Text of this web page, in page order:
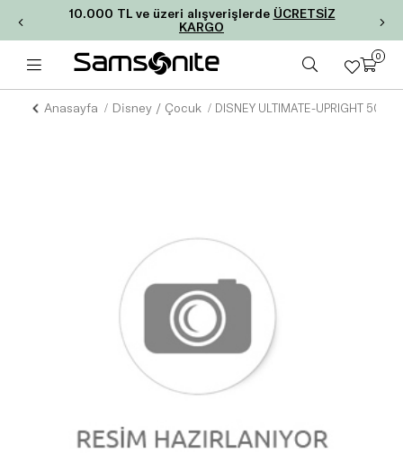
10.000 TL ve üzeri alışverişlerde ÜCRETSİZ
KARGO
0
Anasayfa Disney / Çocuk DISNEY ULTIMATE-UPRIGHT 50/18